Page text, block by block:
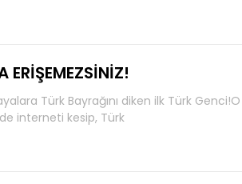
ERİŞEMEZSİNİZ!
Türk Bayrağını diken ilk Türk Genci!O
interneti kesip, Türk